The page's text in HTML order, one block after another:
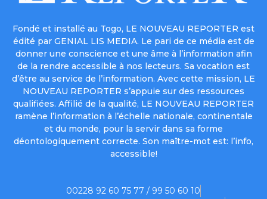
Fondé et installé au Togo, LE NOUVEAU REPORTER est
édité par GENIAL LIS MEDIA. Le pari de ce média est de
donner une conscience et une âme à l’information afin
de la rendre accessible à nos lecteurs. Sa vocation est
d’être au service de l’information. Avec cette mission, LE
NOUVEAU REPORTER s’appuie sur des ressources
qualifiées. Affilié de la qualité, LE NOUVEAU REPORTER
ramène l’information à l’échelle nationale, continentale
et du monde, pour la servir dans sa forme
déontologiquement correcte. Son maître-mot est: l’info,
accessible!
00228 92 60 75 77 / 99 50 60 10